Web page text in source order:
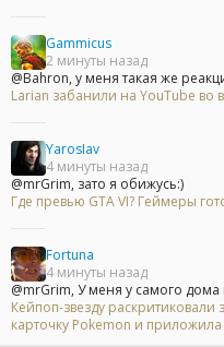
Gammicus
2 минуты назад
@Bahron, у меня такая же
Larian забанили на YouTube во
YarosIav
4 минуты назад
@mrGrim, зато я обижусь:)
Где превью GTA VI? Геймеры
Fortuna
4 минуты назад
@mrGrim, У меня у самого
Кейпоп-звезду раскритиковали
карточку Pokemon и приложила